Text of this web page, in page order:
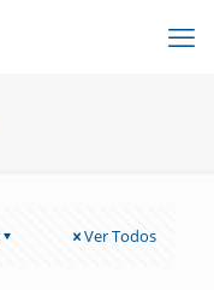
Ver Todos